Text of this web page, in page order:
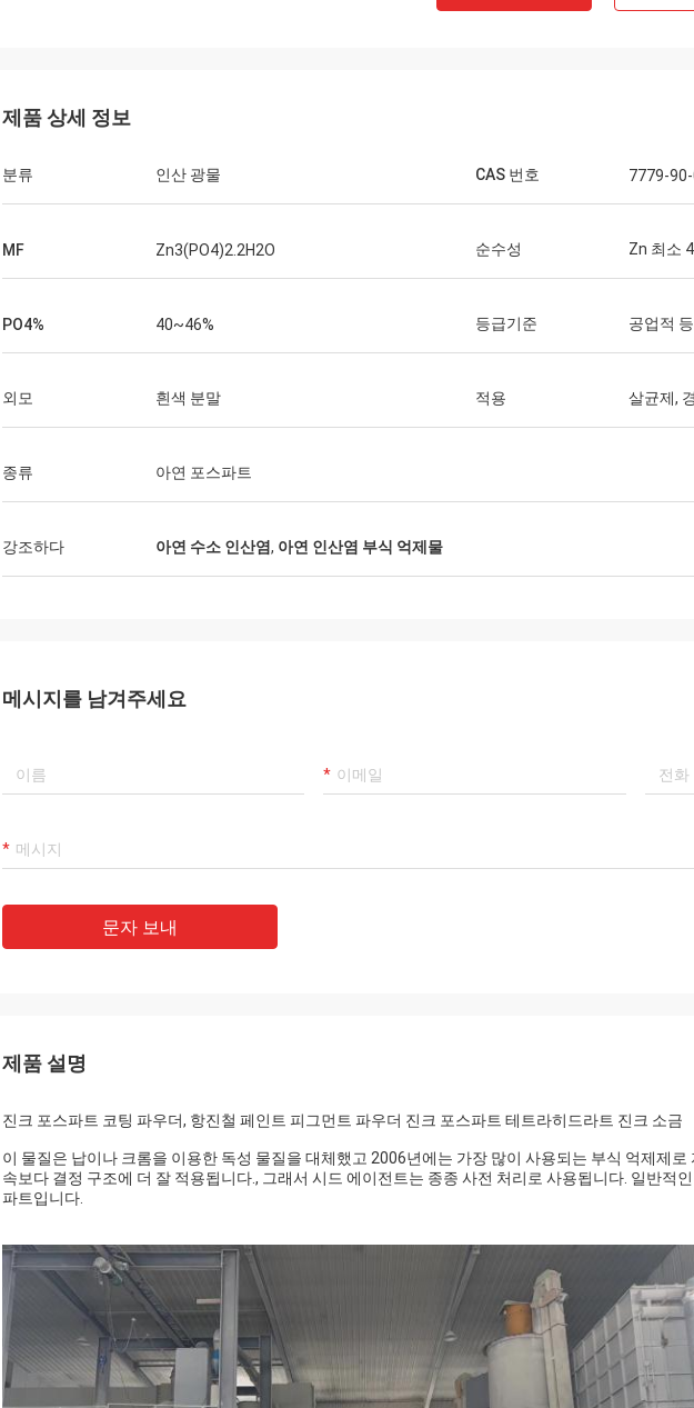
제품 상세 정보
분류 인산 광물 CAS 번호 7779-
MF Zn3(PO4)2.2H2O 순수성 Zn 최소
PO4% 40~46% 등급기준 공업적
외모 흰색 분말 적용 살균제,
종류 아연 포스파트
강조하다 아연 수소 인산염, 아연 인산염 부식 억제물
메시지를 남겨주세요
문자 보내
제품 설명
진크 포스파트 코팅 파우더, 항진철 페인트 피그먼트 파우더 진크 포스파트 테트라히드라트 진크 소금
이 물질은 납이나 크롬을 이용한 독성 물질을 대체했고 2006년에는 가장 많이 사용되는 부식 억제제
속보다 결정 구조에 더 잘 적용됩니다., 그래서 시드 에이전트는 종종 사전 처리로 사용됩니다. 일반적
파트입니다.